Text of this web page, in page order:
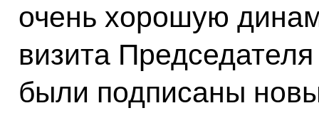
очень хорошую
визита
были подписаны